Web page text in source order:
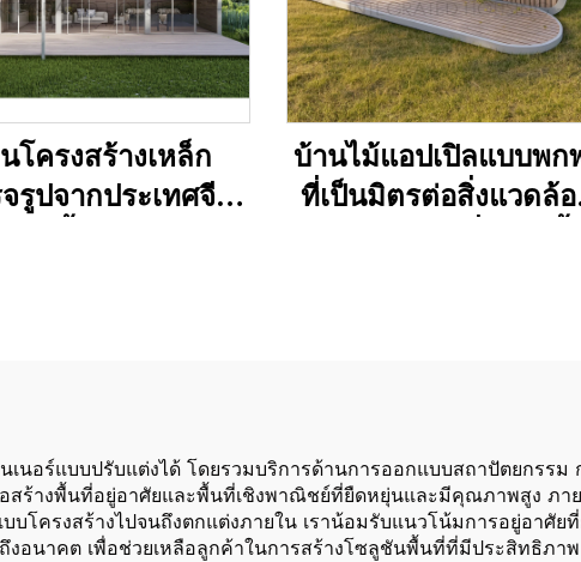
โครงสร้างเหล็ก
จรูปจากประเทศจีน
บ้านไม้แอปเปิลแบบพก
ที่เป็นมิตรต่อสิ่งแวดล้
นอร์แบบปรับแต่งได้ โดยรวมบริการด้านการออกแบบสถาปัตยกรรม
สร้างพื้นที่อยู่อาศัยและพื้นที่เชิงพาณิชย์ที่ยืดหยุ่นและมีคุณภาพสูง ภา
บโครงสร้างไปจนถึงตกแต่งภายใน เราน้อมรับแนวโน้มการอยู่อาศั
อนาคต เพื่อช่วยเหลือลูกค้าในการสร้างโซลูชันพื้นที่ที่มีประสิทธิภา